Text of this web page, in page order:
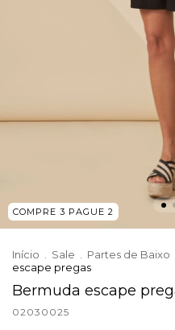
COMPRE 3 PAGUE 2
Início Sale Partes de Baixo
escape pregas
Bermuda escape
02030025